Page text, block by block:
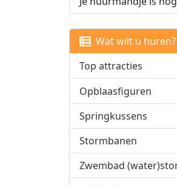
Wat wilt u huren?
Top attracties
Opblaasfiguren
Springkussens
Stormbanen
Zwembad